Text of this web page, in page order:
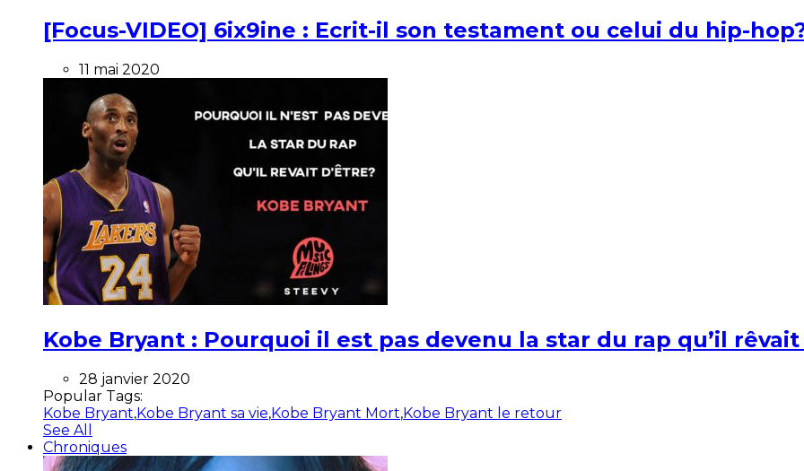
[Focus-VIDEO] 6ix9ine : Ecrit-il son testament ou celui du hip-
11 mai 2020
Kobe Bryant : Pourquoi il est pas devenu la star du rap qu’il rêvait
28 janvier 2020
Popular Tags:
Kobe Bryant,Kobe Bryant sa vie,Kobe Bryant Mort,Kobe Bryant le retour
See All
Chroniques